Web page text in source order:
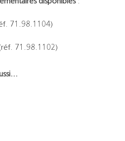
71.98.1104)
71.98.1102)